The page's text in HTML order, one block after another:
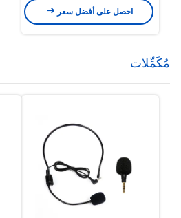
احصل على أفضل سعر
مُكَمِّلات